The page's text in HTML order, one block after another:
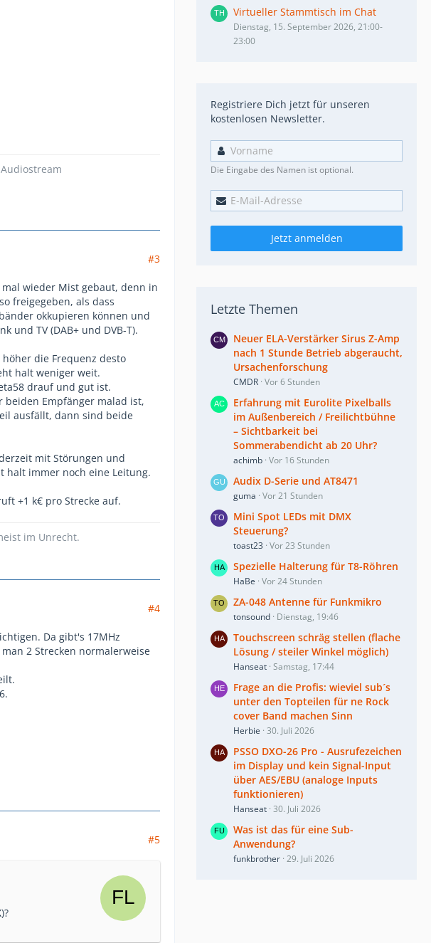
#3
wieder Mist gebaut, denn in
freigegeben, als dass
okkupieren können und
und TV (DAB+ und DVB-T).
die Frequenz desto
halt weniger weit.
drauf und gut ist.
Empfänger malad ist,
ausfällt, dann sind beide
mit Störungen und
halt immer noch eine Leitung.
+1 k€ pro Strecke auf.
im Unrecht.
#4
Da gibt's 17MHz
2 Strecken normalerweise
#5
Virtueller Stammtisch im Chat
Dienstag, 15. September 2026, 21:00-
23:00
Registriere Dich jetzt für unseren
kostenlosen Newsletter.
Die Eingabe des Namen ist optional.
Jetzt anmelden
Letzte Themen
Neuer ELA-Verstärker Sirus Z-Amp
nach 1 Stunde Betrieb abgeraucht,
Ursachenforschung
CMDR Vor 6 Stunden
Erfahrung mit Eurolite Pixelballs
im Außenbereich / Freilichtbühne
– Sichtbarkeit bei
Sommerabendicht ab 20 Uhr?
achimb Vor 16 Stunden
Audix D-Serie und AT8471
guma Vor 21 Stunden
Mini Spot LEDs mit DMX
Steuerung?
toast23 Vor 23 Stunden
Spezielle Halterung für T8-Röhren
HaBe Vor 24 Stunden
ZA-048 Antenne für Funkmikro
tonsound Dienstag, 19:46
Touchscreen schräg stellen (flache
Lösung / steiler Winkel möglich)
Hanseat Samstag, 17:44
Frage an die Profis: wieviel sub´s
unter den Topteilen für ne Rock
cover Band machen Sinn
Herbie 30. Juli 2026
PSSO DXO-26 Pro - Ausrufezeichen
im Display und kein Signal-Input
über AES/EBU (analoge Inputs
funktionieren)
Hanseat 30. Juli 2026
Was ist das für eine Sub-
Anwendung?
funkbrother 29. Juli 2026